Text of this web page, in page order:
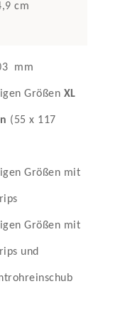
cm
mm
Größen XL
(55 x 117
Größen mit
Größen mit
und